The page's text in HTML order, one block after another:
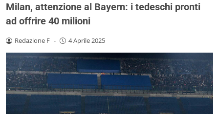
Milan, attenzione al Bayern: i tedeschi pronti
ad offrire 40 milioni
Redazione F - 4 Aprile 2025